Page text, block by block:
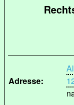
Adresse: